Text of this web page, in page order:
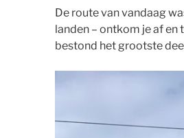
De route van vandaag
landen – ontkom je af en
bestond het grootste